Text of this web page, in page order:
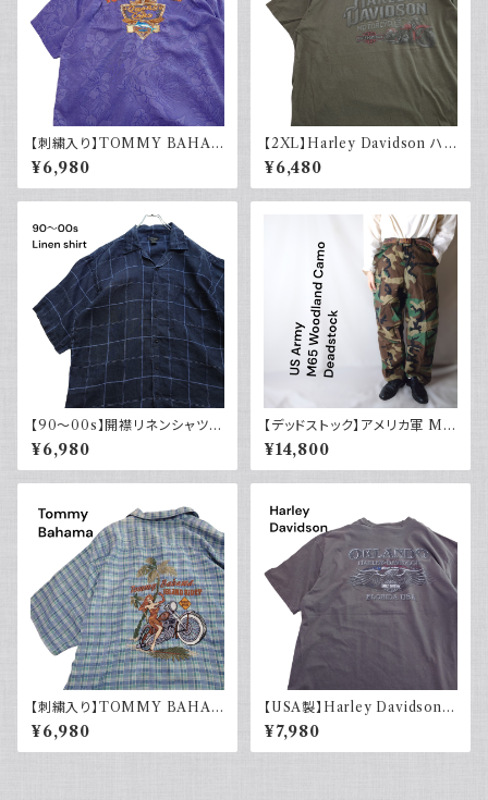
【刺繍入り】TOMMY BAHA
MA トミーバハマ オープンカラ
ーシャツ シルク100％ 開禁 古
着 アメカジ パープル
¥6,980
【2XL】Harley Davidson ハ
ーレーダビッドソン プリントTシ
ャツ 古着 カーキグリーン
¥6,480
【90～00s】開襟リネンシャツ
チェック オープンカラー 古着 ボ
ックスシルエット ネイビー フェ
ード
¥6,980
【デッドストック】アメリカ軍 M6
5 フィールドカーゴパンツ ウッド
ランドカモ 迷彩柄 US Army D
EADSTOCK 80s Small Reg
¥14,800
【刺繍入り】TOMMY BAHA
MA トミーバハマ オープンカラ
ーシャツ シルク100％ 開禁 古
着 アメカジ チェック
¥6,980
【USA製】Harley Davidson
ハーレーダビッドソン プリントT
シャツ 古着 フェードグレー 00s
イーグル 大きめ
¥7,980